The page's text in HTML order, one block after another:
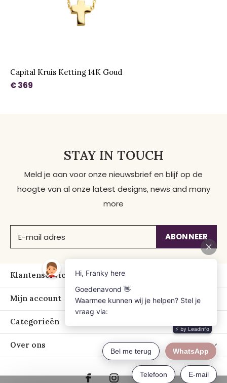
Capital Kruis Ketting 14K Goud
€ 369
STAY IN TOUCH
Meld je aan voor onze nieuwsbrief en blijf op de
hoogte van al onze latest designs, news and many
more
ABONNEER
Klantenservice
Mijn account
Categorieën
Over ons